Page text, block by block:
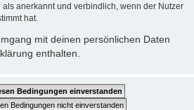
anerkannt und verbindlich, wenn der Nutzer
hat.
mit deinen persönlichen Daten
enthalten.